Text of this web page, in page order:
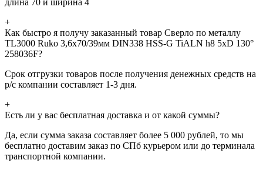
+
Как быстро я получу заказанный товар Сверло по металлу
TL3000 Ruko 3,6x70/39мм DIN338 HSS-G TiALN h8 5xD 130°
258036F?
Срок отгрузки товаров после получения денежных средств на
р/с компании составляет 1-3 дня.
+
Есть ли у вас бесплатная доставка и от какой суммы?
Да, если сумма заказа составляет более 5 000 рублей, то мы
бесплатно доставим заказ по СПб курьером или до терминала
транспортной компании.